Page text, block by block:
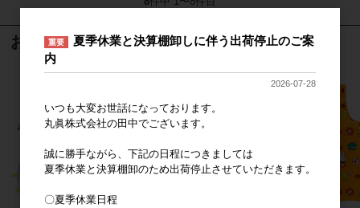
おすすめ商品
重要
夏季休業と決算棚卸しに伴う出荷停止のご案
内
2026-07-28
いつも大変お世話になっております。
丸眞株式会社の田中でございます。
誠に勝手ながら、下記の日程につきましては
夏季休業と決算棚卸のため出荷停止させていただきます。
〇夏季休業日程